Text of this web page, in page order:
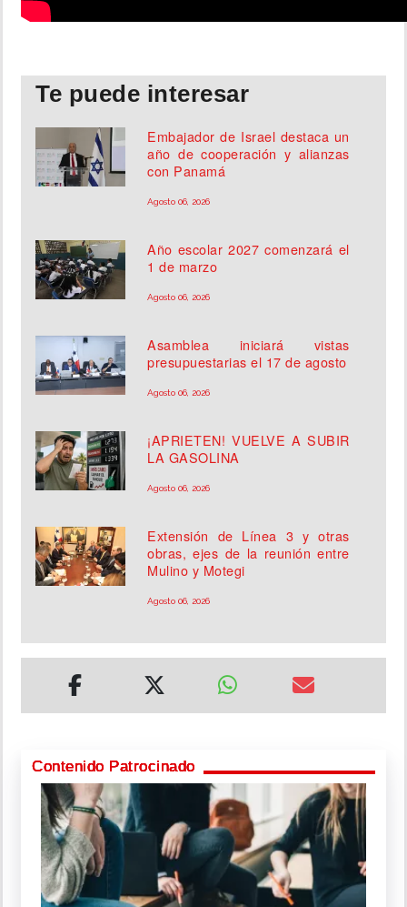
Te puede interesar
Embajador de Israel destaca un
año de cooperación y alianzas
con Panamá
Agosto 06, 2026
Año escolar 2027 comenzará el
1 de marzo
Agosto 06, 2026
Asamblea iniciará vistas
presupuestarias el 17 de agosto
Agosto 06, 2026
¡APRIETEN! VUELVE A SUBIR
LA GASOLINA
Agosto 06, 2026
Extensión de Línea 3 y otras
obras, ejes de la reunión entre
Mulino y Motegi
Agosto 06, 2026
Contenido Patrocinado